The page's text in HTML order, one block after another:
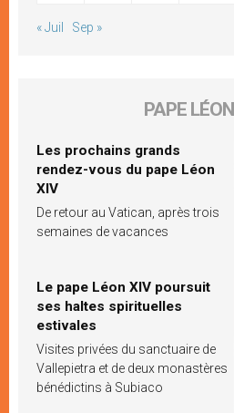
« Juil Sep »
PAPE
Les prochains grands
rendez-vous du pape Léon
XIV
De retour au Vatican, après trois
semaines de vacances
Le pape Léon XIV poursuit
ses haltes spirituelles
estivales
Visites privées du sanctuaire de
Vallepietra et de deux monastères
bénédictins à Subiaco